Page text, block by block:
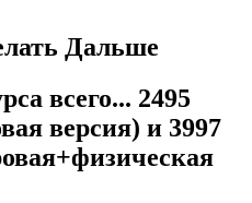
Дальше
всего... 2495
версия) и 3997